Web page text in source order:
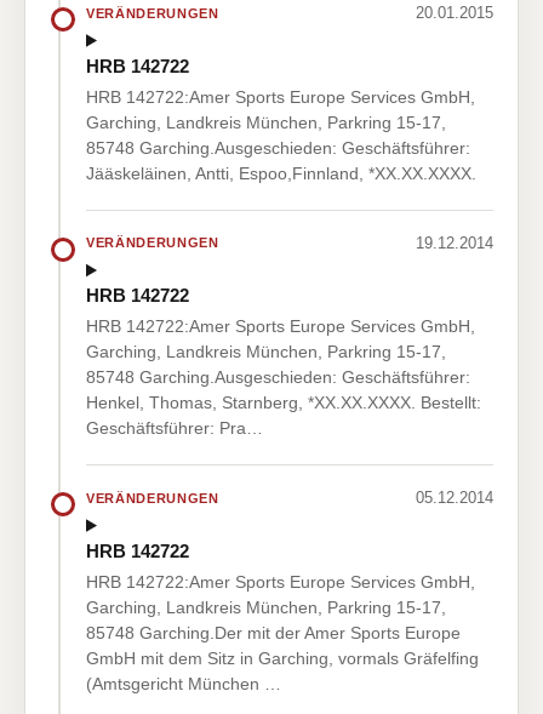
VERÄNDERUNGEN 20.01.2015
HRB 142722
HRB 142722:Amer Sports Europe Services GmbH,
Garching, Landkreis München, Parkring 15-17,
85748 Garching.Ausgeschieden: Geschäftsführer:
Jääskeläinen, Antti, Espoo,Finnland, *XX.XX.XXXX.
VERÄNDERUNGEN 19.12.2014
HRB 142722
HRB 142722:Amer Sports Europe Services GmbH,
Garching, Landkreis München, Parkring 15-17,
85748 Garching.Ausgeschieden: Geschäftsführer:
Henkel, Thomas, Starnberg, *XX.XX.XXXX. Bestellt:
Geschäftsführer: Pra…
VERÄNDERUNGEN 05.12.2014
HRB 142722
HRB 142722:Amer Sports Europe Services GmbH,
Garching, Landkreis München, Parkring 15-17,
85748 Garching.Der mit der Amer Sports Europe
GmbH mit dem Sitz in Garching, vormals Gräfelfing
(Amtsgericht München …